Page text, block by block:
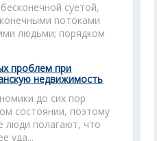
суетой,
потоками
людьми; порядком
проблем при
недвижимость
до сих пор
состоянии, поэтому
люди полагают, что
уда...